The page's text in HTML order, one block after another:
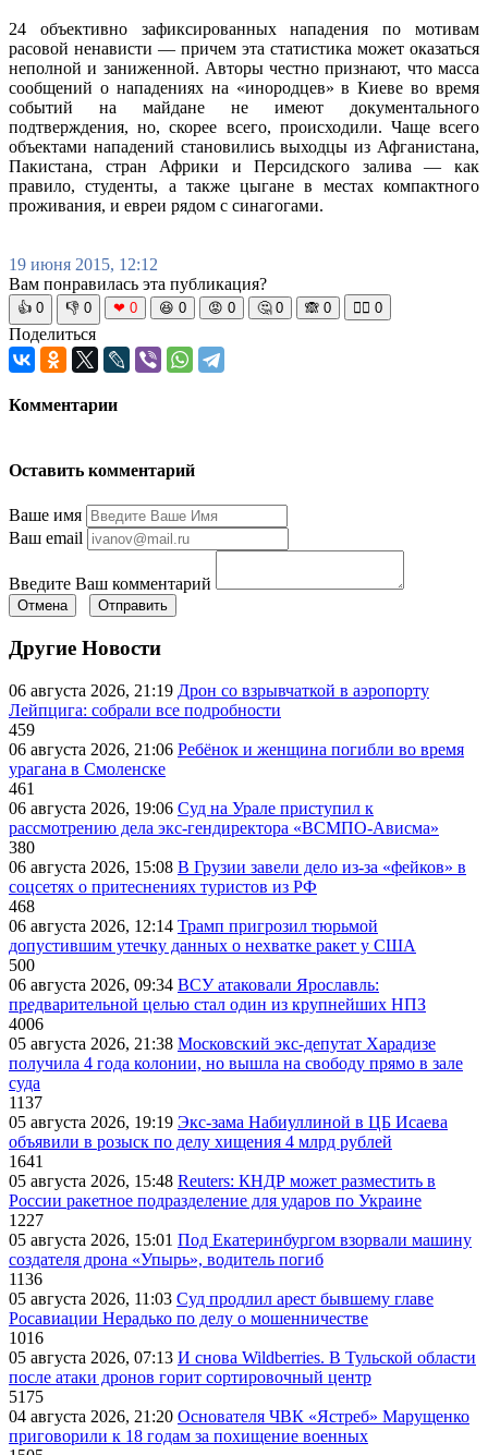
24 объективно зафиксированных нападения по мотивам
расовой ненависти — причем эта статистика может оказаться
неполной и заниженной. Авторы честно признают, что масса
сообщений о нападениях на «инородцев» в Киеве во время
событий на майдане не имеют документального
подтверждения, но, скорее всего, происходили. Чаще всего
объектами нападений становились выходцы из Афганистана,
Пакистана, стран Африки и Персидского залива — как
правило, студенты, а также цыгане в местах компактного
проживания, и евреи рядом с синагогами.
19 июня 2015, 12:12
Вам понравилась эта публикация?
👍 0 👎 0 ❤ 0 😆 0 😡 0 🤔 0 🙈 0 🧘‍♀️ 0
Поделиться
Комментарии
Оставить комментарий
Ваше имя
Ваш email
Введите Ваш комментарий
Отмена Отправить
Другие Новости
06 августа 2026, 21:19 Дрон со взрывчаткой в аэропорту
Лейпцига: собрали все подробности
459
06 августа 2026, 21:06 Ребёнок и женщина погибли во время
урагана в Смоленске
461
06 августа 2026, 19:06 Суд на Урале приступил к
рассмотрению дела экс-гендиректора «ВСМПО-Ависма»
380
06 августа 2026, 15:08 В Грузии завели дело из-за «фейков» в
соцсетях о притеснениях туристов из РФ
468
06 августа 2026, 12:14 Трамп пригрозил тюрьмой
допустившим утечку данных о нехватке ракет у США
500
06 августа 2026, 09:34 ВСУ атаковали Ярославль:
предварительной целью стал один из крупнейших НПЗ
4006
05 августа 2026, 21:38 Московский экс-депутат Харадизе
получила 4 года колонии, но вышла на свободу прямо в зале
суда
1137
05 августа 2026, 19:19 Экс-зама Набиуллиной в ЦБ Исаева
объявили в розыск по делу хищения 4 млрд рублей
1641
05 августа 2026, 15:48 Reuters: КНДР может разместить в
России ракетное подразделение для ударов по Украине
1227
05 августа 2026, 15:01 Под Екатеринбургом взорвали машину
создателя дрона «Упырь», водитель погиб
1136
05 августа 2026, 11:03 Суд продлил арест бывшему главе
Росавиации Нерадько по делу о мошенничестве
1016
05 августа 2026, 07:13 И снова Wildberries. В Тульской области
после атаки дронов горит сортировочный центр
5175
04 августа 2026, 21:20 Основателя ЧВК «Ястреб» Марущенко
приговорили к 18 годам за похищение военных